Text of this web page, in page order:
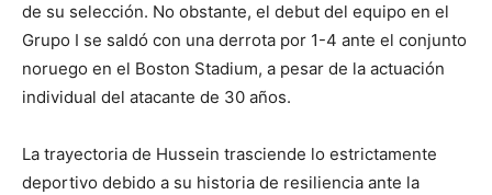
de su selección. No obstante, el debut del equipo en el
Grupo I se saldó con una derrota por 1-4 ante el conjunto
noruego en el Boston Stadium, a pesar de la actuación
individual del atacante de 30 años.
La trayectoria de Hussein trasciende lo estrictamente
deportivo debido a su historia de resiliencia ante la